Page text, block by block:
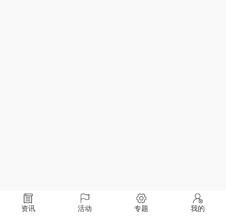
资讯 活动 专题 我的